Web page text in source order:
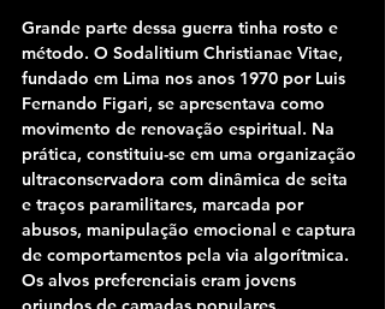
Grande parte dessa guerra tinha rosto e
método. O Sodalitium Christianae Vitae,
fundado em Lima nos anos 1970 por Luis
Fernando Figari, se apresentava como
movimento de renovação espiritual. Na
prática, constituiu-se em uma organização
ultraconservadora com dinâmica de seita
e traços paramilitares, marcada por
abusos, manipulação emocional e captura
de comportamentos pela via algorítmica.
Os alvos preferenciais eram jovens